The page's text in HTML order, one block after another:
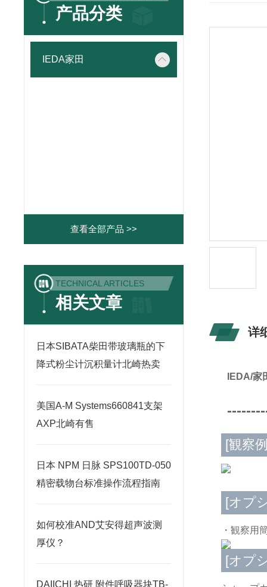
产品分类
IEDA家田
查看全部产品 >>
TECHNICAL ARTICLES
相关文章
日本SIBATA柴田带玻璃瓶的下
降式粉尘计沉积量计北崎热卖
美国A-M Systems660841支架
AXP北崎有售
日本 NPM 日脉 SPS100TD-050
精密载物台标准操作流程指南
如何校准AND艾安得超声波测
厚仪？
DAIICHI 热研 附件呼吸器块TB-
详
IEDA/
[観察
[オプ
・観察用
[オプ